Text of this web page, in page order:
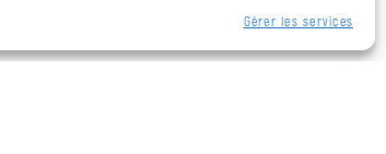
Gérer les services